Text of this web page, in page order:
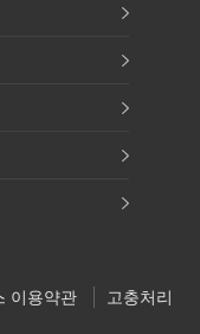
이용약관
고충처리